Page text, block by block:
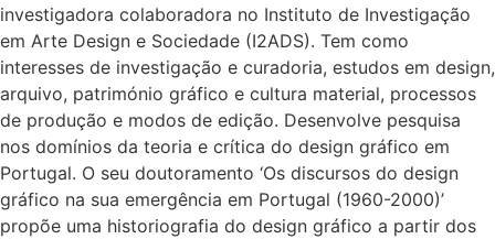
investigadora colaboradora no Instituto de Investigação
em Arte Design e Sociedade (I2ADS). Tem como
interesses de investigação e curadoria, estudos em design,
arquivo, património gráfico e cultura material, processos
de produção e modos de edição. Desenvolve pesquisa
nos domínios da teoria e crítica do design gráfico em
Portugal. O seu doutoramento ‘Os discursos do design
gráfico na sua emergência em Portugal (1960-2000)’
propõe uma historiografia do design gráfico a partir dos